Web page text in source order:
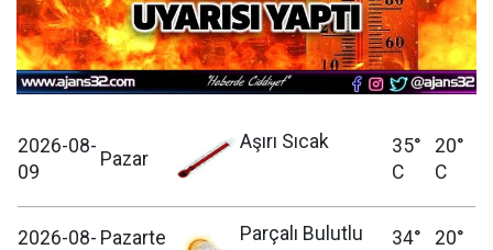
2026-08-
09
Pazar
Aşırı Sıcak
35°
C
20°
C
2026-08- Pazarte
Parçalı Bulutlu
34°
20°